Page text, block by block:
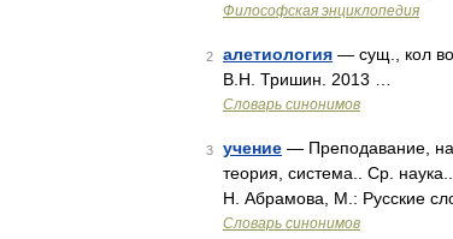
Философская энциклопедия
2 алетиология — сущ., кол
В.Н. Тришин. 2013 …
Словарь синонимов
3 учение — Преподавание,
теория, система.. Ср.
Н. Абрамова, М.: Русские
Словарь синонимов